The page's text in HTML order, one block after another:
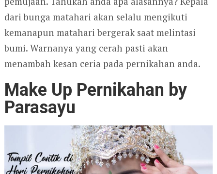
dari bunga matahari akan selalu mengikuti
kemanapun matahari bergerak saat melintasi
bumi. Warnanya yang cerah pasti akan
menambah kesan ceria pada pernikahan anda.
Make Up Pernikahan by
Parasayu